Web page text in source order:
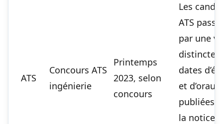
ATS
Concours ATS
ingénierie
Printemps
2023, selon
concours
Les
ATS
par une
distincte.
dates
et
publiées
la notice